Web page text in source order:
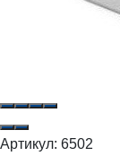
Артикул: 6502